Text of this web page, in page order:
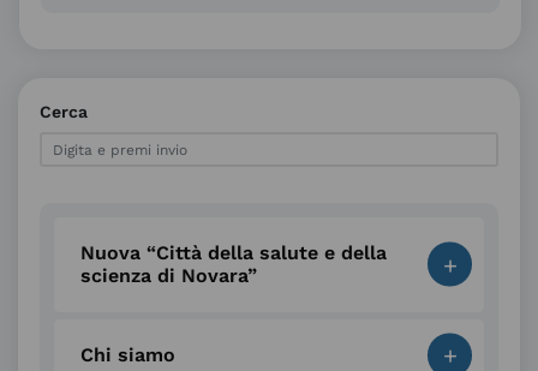
Cerca
+
Nuova “Città della salute e della
scienza di Novara”
+
Chi siamo